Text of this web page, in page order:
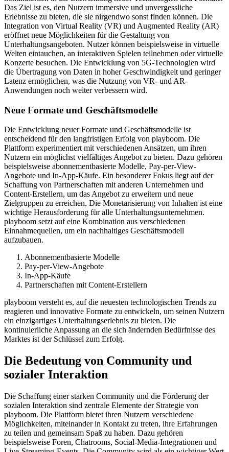
Das Ziel ist es, den Nutzern immersive und unvergessliche
Erlebnisse zu bieten, die sie nirgendwo sonst finden können. Die
Integration von Virtual Reality (VR) und Augmented Reality (AR)
eröffnet neue Möglichkeiten für die Gestaltung von
Unterhaltungsangeboten. Nutzer können beispielsweise in virtuelle
Welten eintauchen, an interaktiven Spielen teilnehmen oder virtuelle
Konzerte besuchen. Die Entwicklung von 5G-Technologien wird
die Übertragung von Daten in hoher Geschwindigkeit und geringer
Latenz ermöglichen, was die Nutzung von VR- und AR-
Anwendungen noch weiter verbessern wird.
Neue Formate und Geschäftsmodelle
Die Entwicklung neuer Formate und Geschäftsmodelle ist
entscheidend für den langfristigen Erfolg von playboom. Die
Plattform experimentiert mit verschiedenen Ansätzen, um ihren
Nutzern ein möglichst vielfältiges Angebot zu bieten. Dazu gehören
beispielsweise abonnementbasierte Modelle, Pay-per-View-
Angebote und In-App-Käufe. Ein besonderer Fokus liegt auf der
Schaffung von Partnerschaften mit anderen Unternehmen und
Content-Erstellern, um das Angebot zu erweitern und neue
Zielgruppen zu erreichen. Die Monetarisierung von Inhalten ist eine
wichtige Herausforderung für alle Unterhaltungsunternehmen.
playboom setzt auf eine Kombination aus verschiedenen
Einnahmequellen, um ein nachhaltiges Geschäftsmodell
aufzubauen.
Abonnementbasierte Modelle
Pay-per-View-Angebote
In-App-Käufe
Partnerschaften mit Content-Erstellern
playboom versteht es, auf die neuesten technologischen Trends zu
reagieren und innovative Formate zu entwickeln, um seinen Nutzern
ein einzigartiges Unterhaltungserlebnis zu bieten. Die
kontinuierliche Anpassung an die sich ändernden Bedürfnisse des
Marktes ist der Schlüssel zum Erfolg.
Die Bedeutung von Community und
sozialer Interaktion
Die Schaffung einer starken Community und die Förderung der
sozialen Interaktion sind zentrale Elemente der Strategie von
playboom. Die Plattform bietet ihren Nutzern verschiedene
Möglichkeiten, miteinander in Kontakt zu treten, ihre Erfahrungen
zu teilen und gemeinsam Spaß zu haben. Dazu gehören
beispielsweise Foren, Chatrooms, Social-Media-Integrationen und